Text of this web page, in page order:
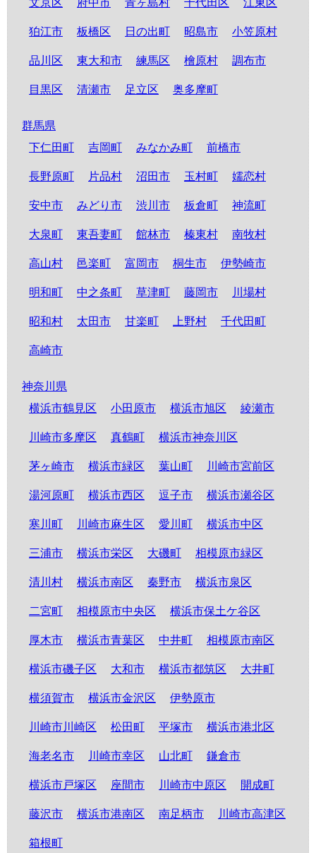
文京区 府中市 青ヶ島村 千代田区 江東区
狛江市 板橋区 日の出町 昭島市 小笠原村
品川区 東大和市 練馬区 檜原村 調布市
目黒区 清瀬市 足立区 奥多摩町
群馬県
下仁田町
吉岡町 みなかみ町 前橋市
長野原町 片品村 沼田市 玉村町 嬬恋村
安中市 みどり市 渋川市 板倉町 神流町
大泉町 東吾妻町 館林市 榛東村 南牧村
高山村 邑楽町 富岡市 桐生市 伊勢崎市
明和町 中之条町 草津町 藤岡市 川場村
昭和村 太田市 甘楽町 上野村 千代田町
高崎市
神奈川県
横浜市鶴見区
小田原市 横浜市旭区 綾瀬市
川崎市多摩区 真鶴町 横浜市神奈川区
茅ヶ崎市 横浜市緑区 葉山町 川崎市宮前区
湯河原町 横浜市西区 逗子市 横浜市瀬谷区
寒川町 川崎市麻生区 愛川町 横浜市中区
三浦市 横浜市栄区 大磯町 相模原市緑区
清川村 横浜市南区 秦野市 横浜市泉区
二宮町 相模原市中央区 横浜市保土ケ谷区
厚木市 横浜市青葉区 中井町 相模原市南区
横浜市磯子区 大和市 横浜市都筑区 大井町
横須賀市 横浜市金沢区 伊勢原市
川崎市川崎区 松田町 平塚市 横浜市港北区
海老名市 川崎市幸区 山北町 鎌倉市
横浜市戸塚区 座間市 川崎市中原区 開成町
藤沢市 横浜市港南区 南足柄市 川崎市高津区
箱根町